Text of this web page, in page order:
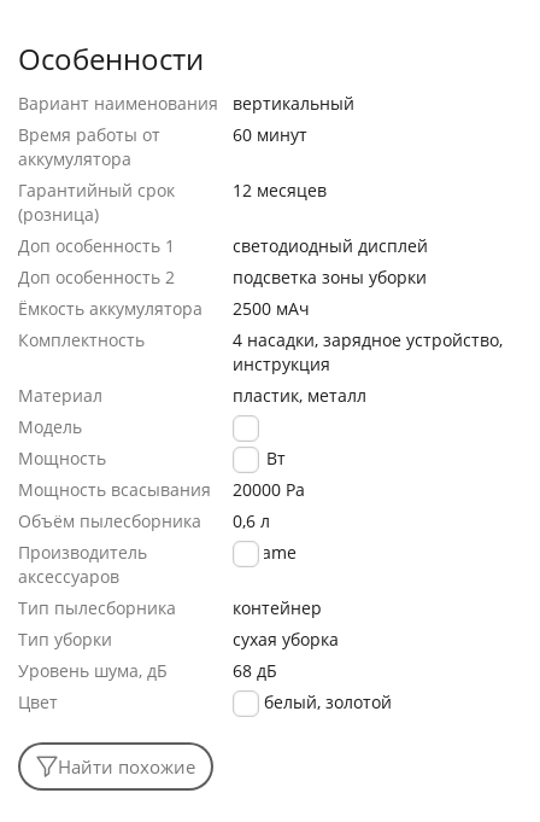
Особенности
Вариант наименования
вертикальный
Время работы от
аккумулятора
60 минут
Гарантийный срок
(розница)
12 месяцев
Доп особенность 1
светодиодный дисплей
Доп особенность 2
подсветка зоны уборки
Ёмкость аккумулятора
2500 мАч
Комплектность
4 насадки, зарядное устройство,
инструкция
Материал
пластик, металл
Модель
R10
Мощность
350 Вт
Мощность всасывания
20000 Ра
Объём пылесборника
0,6 л
Производитель
аксессуаров
Dreame
Тип пылесборника
контейнер
Тип уборки
сухая уборка
Уровень шума, дБ
68 дБ
Цвет
белый, золотой
Найти похожие